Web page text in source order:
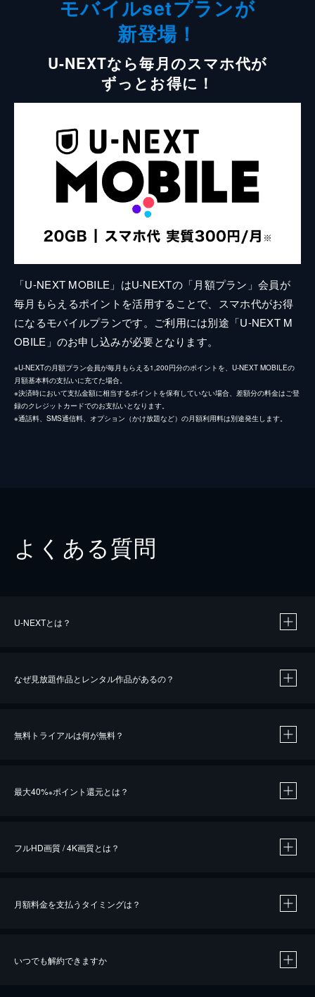
モバイルsetプランが
新登場！
U-NEXTなら毎月のスマホ代が
ずっとお得に！
「U-NEXT MOBILE」はU-NEXTの「月額プラン」会員が
毎月もらえるポイントを活用することで、スマホ代がお得
になるモバイルプランです。ご利用には別途「U-NEXT M
OBILE」のお申し込みが必要となります。
※U-NEXTの月額プラン会員が毎月もらえる1,200円分のポイントを、U-NEXT MOBILEの
月額基本料の支払いに充てた場合。
※決済時において支払金額に相当するポイントを保有していない場合、差額分の料金はご登
録のクレジットカードでのお支払いとなります。
※通話料、SMS通信料、オプション（かけ放題など）の月額利用料は別途発生します。
よくある質問
U-NEXTとは？
なぜ見放題作品とレンタル作品があるの？
無料トライアルは何が無料？
最大40%※ポイント還元とは？
※40％ポイント還元の対象は、クレジットカード決済による作品の購入 / レンタルです。
フルHD画質 / 4K画質とは？
月額料金を支払うタイミングは？
いつでも解約できますか